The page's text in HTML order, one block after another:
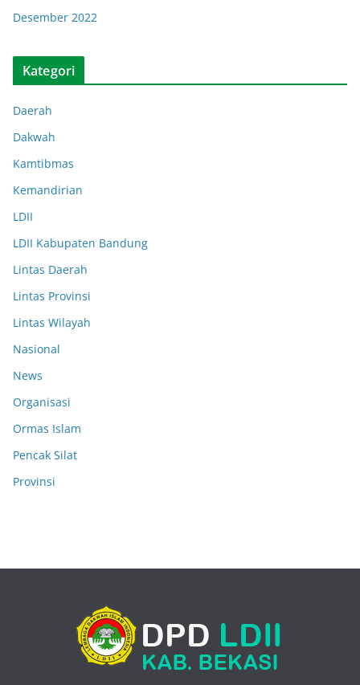
Desember 2022
Kategori
Daerah
Dakwah
Kamtibmas
Kemandirian
LDII
LDII Kabupaten Bandung
Lintas Daerah
Lintas Provinsi
Lintas Wilayah
Nasional
News
Organisasi
Ormas Islam
Pencak Silat
Provinsi